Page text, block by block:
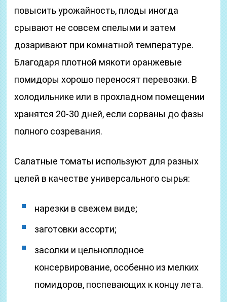
повысить урожайность, плоды иногда
срывают не совсем спелыми и затем
дозаривают при комнатной температуре.
Благодаря плотной мякоти оранжевые
помидоры хорошо переносят перевозки. В
холодильнике или в прохладном помещении
хранятся 20-30 дней, если сорваны до фазы
полного созревания.
Салатные томаты используют для разных
целей в качестве универсального сырья:
нарезки в свежем виде;
заготовки ассорти;
засолки и цельноплодное
консервирование, особенно из мелких
помидоров, поспевающих к концу лета.